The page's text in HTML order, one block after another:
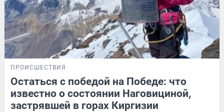
ПРОИСШЕСТВИЯ
Остаться с победой на Победе: что
известно о состоянии Наговициной,
застрявшей в горах Киргизии